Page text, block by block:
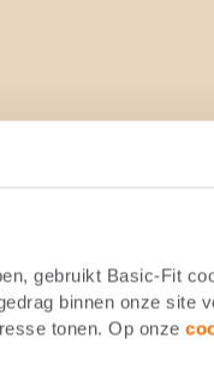
gebruikt Basic-Fit
binnen onze site
tonen. Op onze